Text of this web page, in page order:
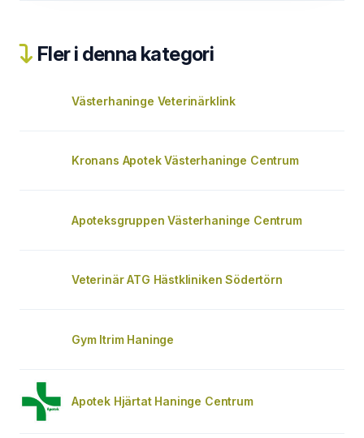
Fler i denna kategori
Västerhaninge Veterinärklink
Kronans Apotek Västerhaninge Centrum
Apoteksgruppen Västerhaninge Centrum
Veterinär ATG Hästkliniken Södertörn
Gym Itrim Haninge
Apotek Hjärtat Haninge Centrum